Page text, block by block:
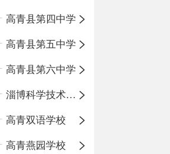
高青县第四中学
高青县第五中学
高青县第六中学
淄博科学技术学校
高青双语学校
高青燕园学校